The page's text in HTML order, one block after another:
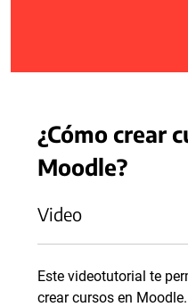
¿Cómo crear
Moodle?
Video
Este videotutorial te
crear cursos en